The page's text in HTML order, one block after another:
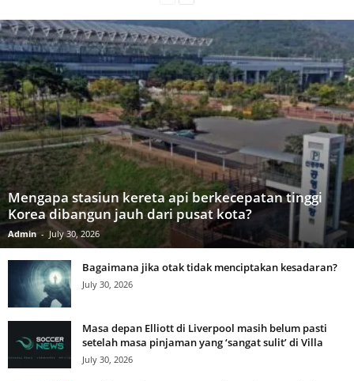
Mengapa stasiun kereta api berkecepatan tinggi
Korea dibangun jauh dari pusat kota?
Admin - July 30, 2026
Bagaimana jika otak tidak menciptakan kesadaran?
July 30, 2026
Masa depan Elliott di Liverpool masih belum pasti
setelah masa pinjaman yang ‘sangat sulit’ di Villa
July 30, 2026